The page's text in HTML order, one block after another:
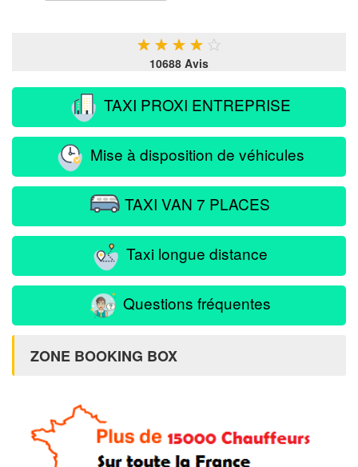
★ ★ ★ ★ ★
10688 Avis
TAXI PROXI ENTREPRISE
Mise à disposition de véhicules
TAXI VAN 7 PLACES
Taxi longue distance
Questions fréquentes
ZONE BOOKING BOX